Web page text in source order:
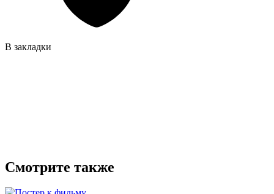
В закладки
Смотрите также